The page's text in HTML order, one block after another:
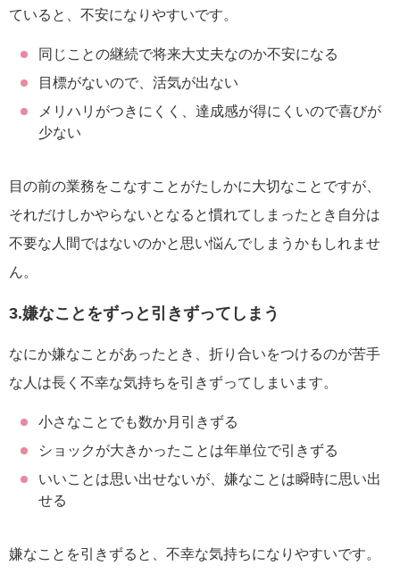
ていると、不安になりやすいです。
同じことの継続で将来大丈夫なのか不安になる
目標がないので、活気が出ない
メリハリがつきにくく、達成感が得にくいので喜びが
少ない
目の前の業務をこなすことがたしかに大切なことですが、
それだけしかやらないとなると慣れてしまったとき自分は
不要な人間ではないのかと思い悩んでしまうかもしれませ
ん。
3.嫌なことをずっと引きずってしまう
なにか嫌なことがあったとき、折り合いをつけるのが苦手
な人は長く不幸な気持ちを引きずってしまいます。
小さなことでも数か月引きずる
ショックが大きかったことは年単位で引きずる
いいことは思い出せないが、嫌なことは瞬時に思い出
せる
嫌なことを引きずると、不幸な気持ちになりやすいです。